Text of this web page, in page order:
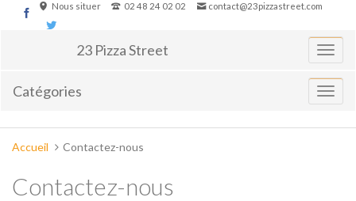
Nous situer 02 48 24 02 02 contact@23pizzastreet.com
Basculer
23 Pizza Street
Catégories
Vous
ici :
Accueil Contactez-nous
Contactez-nous